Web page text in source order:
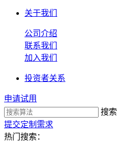
关于我们
公司介绍
联系我们
加入我们
投资者关系
申请试用
搜索
提交定制需求
热门搜索：